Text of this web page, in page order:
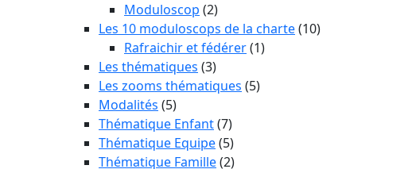
Moduloscop (2)
Les 10 moduloscops de la charte(10)
Rafraichir et fédérer(1)
Les thématiques (3)
Les zooms thématiques (5)
Modalités (5)
Thématique Enfant(7)
Thématique Equipe(5)
Thématique Famille(2)